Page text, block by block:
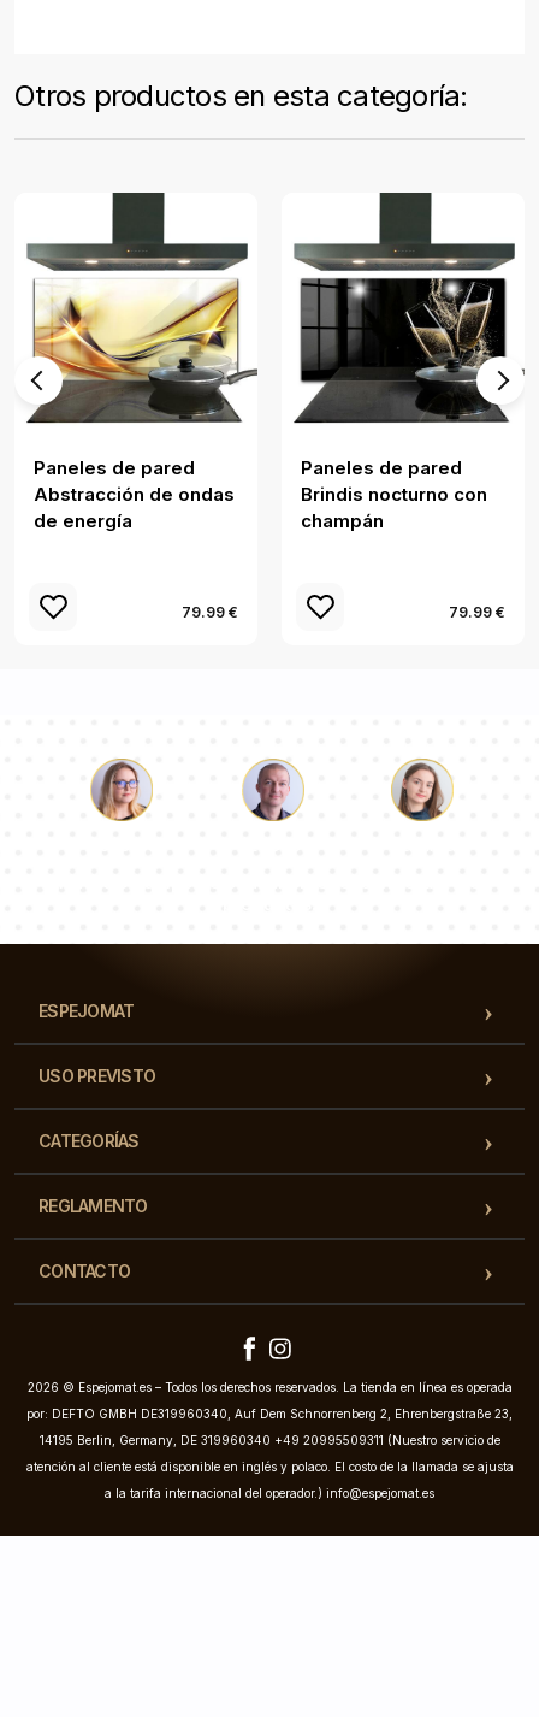
Otros productos en esta categoría:
Paneles de pared
Abstracción de ondas
de energía
79.99 €
Paneles de pared
Brindis nocturno con
champán
79.99 €
ESPEJOMAT
USO PREVISTO
CATEGORÍAS
REGLAMENTO
CONTACTO
2026 © Espejomat.es – Todos los derechos reservados. La tienda en línea es operada
por: DEFTO GMBH DE319960340, Auf Dem Schnorrenberg 2, Ehrenbergstraße 23,
14195 Berlin, Germany, DE 319960340 +49 20995509311 (Nuestro servicio de
atención al cliente está disponible en inglés y polaco. El costo de la llamada se ajusta
a la tarifa internacional del operador.) info@espejomat.es